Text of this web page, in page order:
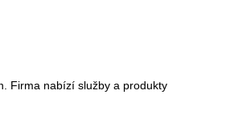
Firma nabízí služby a produkty